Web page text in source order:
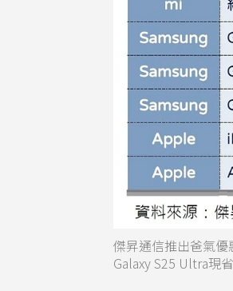
傑昇通信推出爸氣
Galaxy S25 Ultra現